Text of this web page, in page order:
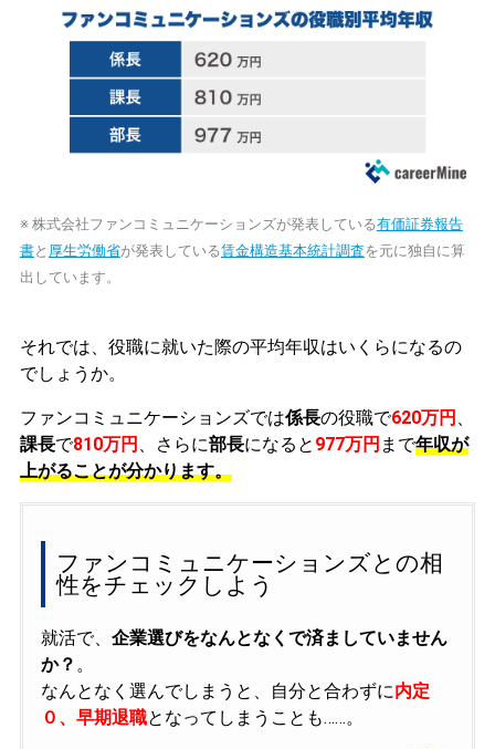
※ 株式会社ファンコミュニケーションズが発表している有価証券報告
書と 厚生労働省が発表している賃金構造基本統計調査を元に独自に算
出しています。
それでは、役職に就いた際の平均年収はいくらになるの
でしょうか。
ファンコミュニケーションズでは係長の役職で620万円
課長で810万円 、さらに部長になると 977万円 まで年収が
上がることが分かります。
ファンコミュニケーションズとの相
性をチェックしよう
就活で、 企業選びをなんとなくで済ましていません
か？ 。
なんとなく選んでしまうと、自分と合わずに内定
０、早期退職となってしまうことも……。